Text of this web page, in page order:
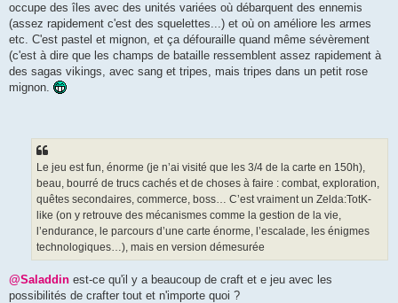
occupe des îles avec des unités variées où débarquent des ennemis
(assez rapidement c'est des squelettes...) et où on améliore les armes
etc. C'est pastel et mignon, et ça défouraille quand même sévèrement
(c'est à dire que les champs de bataille ressemblent assez rapidement à
des sagas vikings, avec sang et tripes, mais tripes dans un petit rose
mignon.
Le jeu est fun, énorme (je n’ai visité que les 3/4 de la carte en 150h),
beau, bourré de trucs cachés et de choses à faire : combat, exploration,
quêtes secondaires, commerce, boss… C’est vraiment un Zelda:TotK-
like (on y retrouve des mécanismes comme la gestion de la vie,
l’endurance, le parcours d’une carte énorme, l’escalade, les énigmes
technologiques…), mais en version démesurée
@Saladdin est-ce qu'il y a beaucoup de craft et e jeu avec les
possibilités de crafter tout et n'importe quoi ?